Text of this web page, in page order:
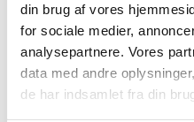
din brug af vores
for sociale medier,
analysepartnere. Vores
data med andre
de har indsamlet fra din
Spørgeskemaet tager ca.
for at svare på
2021.
Læs mere